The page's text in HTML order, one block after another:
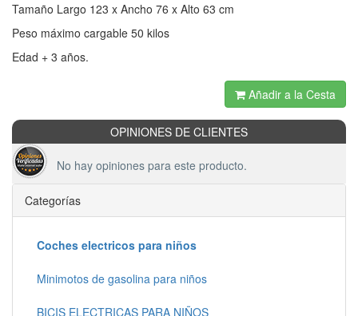
Tamaño Largo 123 x Ancho 76 x Alto 63 cm
Peso máximo cargable 50 kilos
Edad + 3 años.
Añadir a la Cesta
OPINIONES DE CLIENTES
No hay opiniones para este producto.
Categorías
Coches electricos para niños
Minimotos de gasolina para niños
BICIS ELECTRICAS PARA NIÑOS